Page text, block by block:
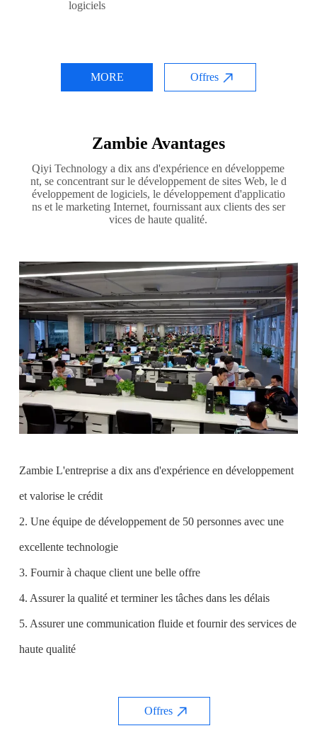
logiciels
MORE Offres
Zambie Avantages
Qiyi Technology a dix ans d'expérience en développeme
nt, se concentrant sur le développement de sites Web, le d
éveloppement de logiciels, le développement d'applicatio
ns et le marketing Internet, fournissant aux clients des ser
vices de haute qualité.
Zambie L'entreprise a dix ans d'expérience en développement
et valorise le crédit
2. Une équipe de développement de 50 personnes avec une
excellente technologie
3. Fournir à chaque client une belle offre
4. Assurer la qualité et terminer les tâches dans les délais
5. Assurer une communication fluide et fournir des services de
haute qualité
Offres